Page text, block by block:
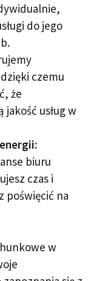
do jego
czemu
że
usług w
biuru
czas i
poświęcić na
w